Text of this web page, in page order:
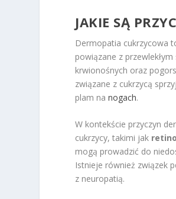
JAKIE SĄ
Dermopatia cukrzycowa
powiązane z
krwionośnych oraz
związane z cukrzycą
plam nanogach.
W kontekście przyczyn
cukrzycy, takimi jak
mogą prowadzić do
Istnieje również związek
z neuropatią.